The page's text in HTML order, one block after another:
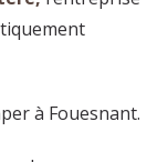
à Fouesnant.